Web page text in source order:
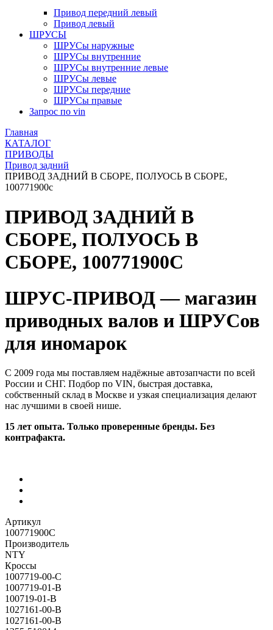
Привод передний левый
Привод левый
ШРУСЫ
ШРУСы наружные
ШРУСы внутренние
ШРУСы внутренние левые
ШРУСы левые
ШРУСы передние
ШРУСы правые
Запрос по vin
Главная
КАТАЛОГ
ПРИВОДЫ
Привод задний
ПРИВОД ЗАДНИЙ В СБОРЕ, ПОЛУОСЬ В СБОРЕ,
100771900c
ПРИВОД ЗАДНИЙ В
СБОРЕ, ПОЛУОСЬ В
СБОРЕ, 100771900C
ШРУС-ПРИВОД — магазин
приводных валов и ШРУСов
для иномарок
С 2009 года мы поставляем надёжные автозапчасти по всей
России и СНГ. Подбор по VIN, быстрая доставка,
собственный склад в Москве и узкая специализация делают
нас лучшими в своей нише.
15 лет опыта. Только проверенные бренды. Без
контрафакта.
Артикул
100771900C
Производитель
NTY
Кроссы
1007719-00-C
1007719-01-B
100719-01-B
1027161-00-B
1027161-00-B